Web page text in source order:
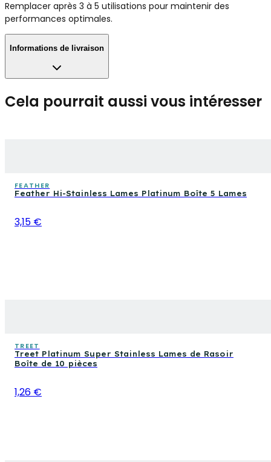
Remplacer après 3 à 5 utilisations pour maintenir des
performances optimales.
Informations de livraison
Cela pourrait aussi vous intéresser
FEATHER
Feather Hi-Stainless Lames Platinum Boîte 5 Lames
3,15 €
TREET
Treet Platinum Super Stainless Lames de Rasoir
Boîte de 10 pièces
1,26 €